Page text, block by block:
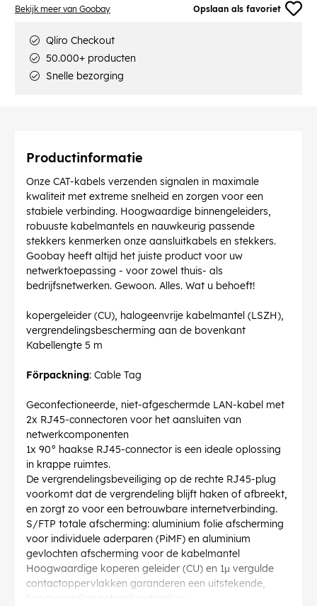
Bekijk meer van Goobay Opslaan als favoriet
Qliro Checkout
50.000+ producten
Snelle bezorging
Productinformatie
Onze CAT-kabels verzenden signalen in maximale
kwaliteit met extreme snelheid en zorgen voor een
stabiele verbinding. Hoogwaardige binnengeleiders,
robuuste kabelmantels en nauwkeurig passende
stekkers kenmerken onze aansluitkabels en stekkers.
Goobay heeft altijd het juiste product voor uw
netwerktoepassing - voor zowel thuis- als
bedrijfsnetwerken. Gewoon. Alles. Wat u behoeft!
kopergeleider (CU), halogeenvrije kabelmantel (LSZH),
vergrendelingsbescherming aan de bovenkant
Kabellengte 5 m
Förpackning: Cable Tag
Geconfectioneerde, niet-afgeschermde LAN-kabel met
2x RJ45-connectoren voor het aansluiten van
netwerkcomponenten
1x 90° haakse RJ45-connector is een ideale oplossing
in krappe ruimtes.
De vergrendelingsbeveiliging op de rechte RJ45-plug
voorkomt dat de vergrendeling blijft haken of afbreekt,
en zorgt zo voor een betrouwbare internetverbinding.
S/FTP totale afscherming: aluminium folie afscherming
voor individuele aderparen (PiMF) en aluminium
gevlochten afscherming voor de kabelmantel
Hoogwaardige koperen geleider (CU) en 1μ vergulde
contactoppervlakken garanderen een uitstekende,
hoogwaardige netwerkverbinding.